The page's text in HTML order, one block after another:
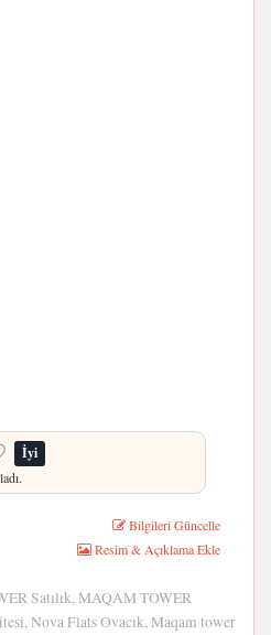
İyi
Bilgileri Güncelle
Resim & Açıklama Ekle
Satılık, MAQAM TOWER
Nova Flats Ovacık, Maqam tower